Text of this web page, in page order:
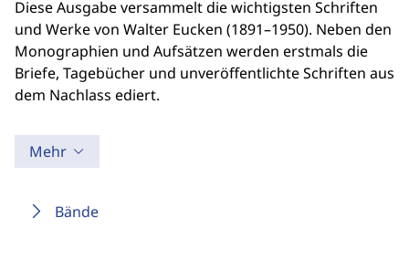
Diese Ausgabe versammelt die wichtigsten Schriften
und Werke von Walter Eucken (1891–1950). Neben den
Monographien und Aufsätzen werden erstmals die
Briefe, Tagebücher und unveröffentlichte Schriften aus
dem Nachlass ediert.
Mehr
Bände